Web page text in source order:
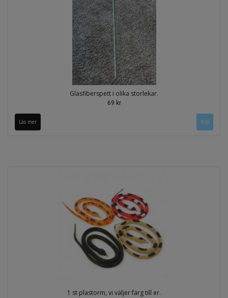
Glasfiberspett i olika storlekar.
69 kr
Läs mer Köp
1 st plastorm, vi väljer färg till er.